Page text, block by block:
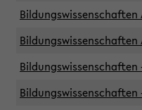
Bildungswissenschaften
Bildungswissenschaften